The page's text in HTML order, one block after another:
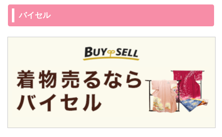
バイセル